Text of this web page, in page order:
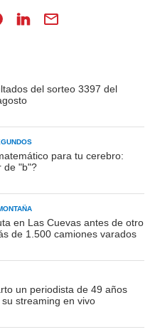
del sorteo 3397 del
para tu cerebro:
de "b"?
en Las Cuevas antes de otro
de 1.500 camiones varados
un periodista de 49 años
streaming en vivo